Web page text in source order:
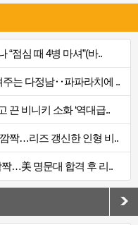
“점심 때 4병 마셔”(바..
주는 다정남‥파파라치에 ..
끈 비니키 소화 ‘역대급..
짝…리즈 갱신한 인형 비..
…美 명문대 합격 후 리..